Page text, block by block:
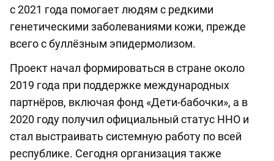
с 2021 года помогает людям с редкими
генетическими заболеваниями кожи, прежде
всего с буллёзным эпидермолизом.
Проект начал формироваться в стране около
2019 года при поддержке международных
партнёров, включая фонд «Дети-бабочки», а в
2020 году получил официальный статус ННО и
стал выстраивать системную работу по всей
республике. Сегодня организация также